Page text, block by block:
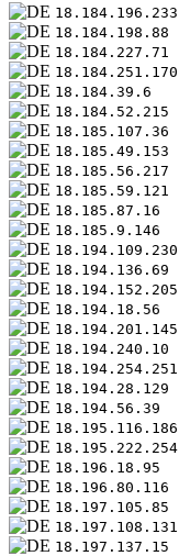
18.184.196.233
18.184.198.88
18.184.227.71
18.184.251.170
18.184.39.6
18.184.52.215
18.185.107.36
18.185.49.153
18.185.56.217
18.185.59.121
18.185.87.16
18.185.9.146
18.194.109.230
18.194.136.69
18.194.152.205
18.194.18.56
18.194.201.145
18.194.240.10
18.194.254.251
18.194.28.129
18.194.56.39
18.195.116.186
18.195.222.254
18.196.18.95
18.196.80.116
18.197.105.85
18.197.108.131
18.197.137.15